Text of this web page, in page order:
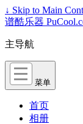
↓ Skip to Main
谱酷乐器
主导航
菜单
首页
相册